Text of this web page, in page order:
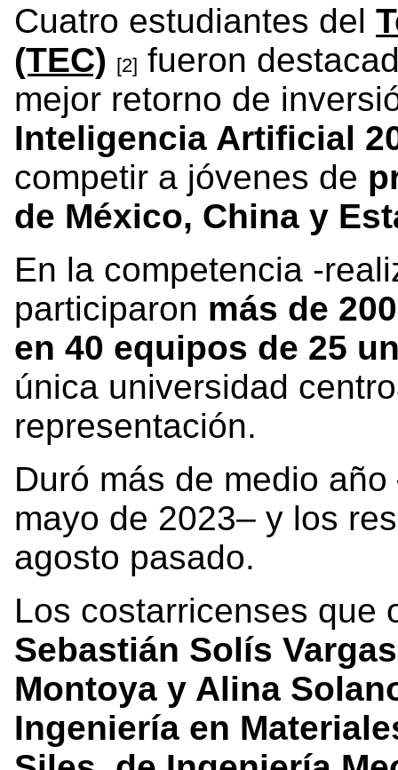
Cuatro estudiantes del
(TEC) [2] fueron
mejor retorno de
Inteligencia Artificial
competir a jóvenes de
de México, China y
En la competencia -
participaron más de
en 40 equipos de 25
única universidad
representación.
Duró más de medio
mayo de 2023– y los
agosto pasado.
Los costarricenses que
Sebastián Solís
Montoya y Alina
Ingeniería en